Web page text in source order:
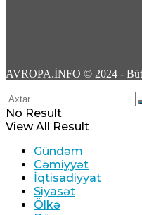
Razi
dəhlizi tam gücü ilə
06 Avqust 2026 / 17:18
71
AVROPA.İNFO © 2024 -
No Result
View All Result
Gündəm
Cəmiyyət
İqtisadiyyat
Siyasət
Ölkə